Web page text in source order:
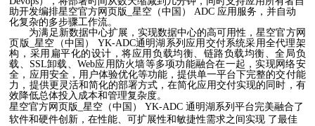
助开发编排星空官方网页版_星空（中国） ADC 应用服务，并自动
化复杂的多步骤工作流。
为满足新数据中心扩展，实现数据中心的高可用性，星空官方网
页版_星空（中国） YK-ADC通明湖系列应用交付系统采用全代理架
构，采用扁平化的设计，将应用负载均衡、链路负载均衡、全局负
载、SSL卸载、Web应用防火墙等多项功能融合在一起，实现网络安
全，应用安全，用户体验优化等功能，提供单一平台下完整的交付能
力，提供更灵活和简化的部署方式，在简化应用交付实现的同时，有
效降低总体投入成本和管理复杂度。
星空官方网页版_星空（中国）YK-ADC 通明湖系列平台完美融合了
软件和硬件创新，在性能、可扩展性和敏捷性需求之间实现 了最佳